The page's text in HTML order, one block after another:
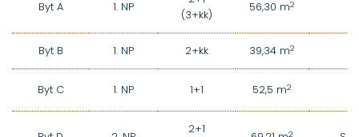
Byt A 1. NP
(3+kk)
56,30 m2
Byt B 1. NP 2+kk 39,34 m2
Byt C 1. NP 1+1 52,5 m2
2+1
2